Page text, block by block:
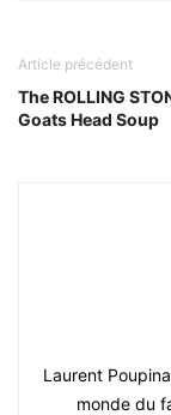
Article précédent
The ROLLING
Goats Head Soup
Laurent
monde du